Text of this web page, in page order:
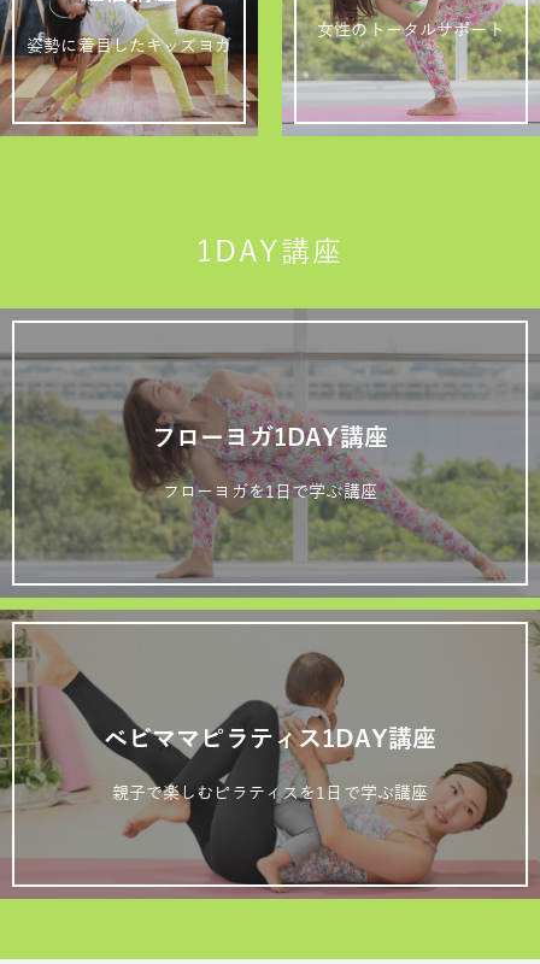
姿勢に着目したキッズヨガ
女性のトータルサポート
1DAY講座
フローヨガ1DAY講座
フローヨガを1日で学ぶ講座
ベビママピラティス1DAY講座
親子で楽しむピラティスを1日で学ぶ講座